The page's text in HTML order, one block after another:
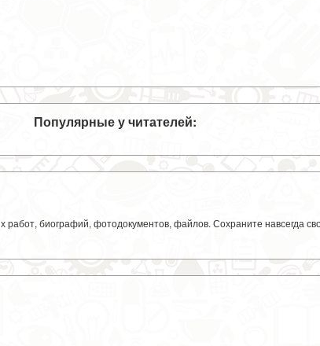
Популярные у читателей:
работ, биографий, фотодокументов, файлов. Сохраните навсегда